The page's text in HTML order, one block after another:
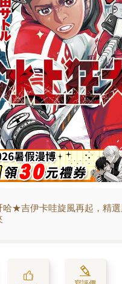
哈★吉伊卡哇旋風再起，精選